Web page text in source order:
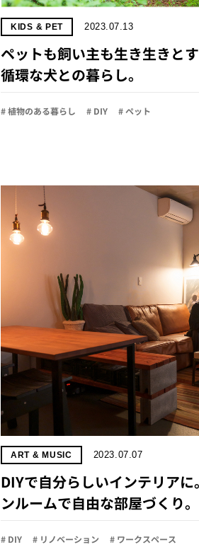
KIDS & PET 2023.07.13
ペットも飼い主も生き生きと
循環な犬との暮らし。
# 植物のある暮らし # DIY # ペット
ART & MUSIC 2023.07.07
DIYで自分らしいインテリアに
ンルームで自由な部屋づくり。
# DIY # リノベーション # ワークスペース